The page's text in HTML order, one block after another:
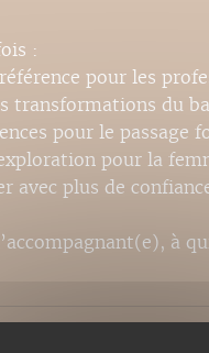
:
pour les
transformations du
pour le passage
pour la
avec plus de
à